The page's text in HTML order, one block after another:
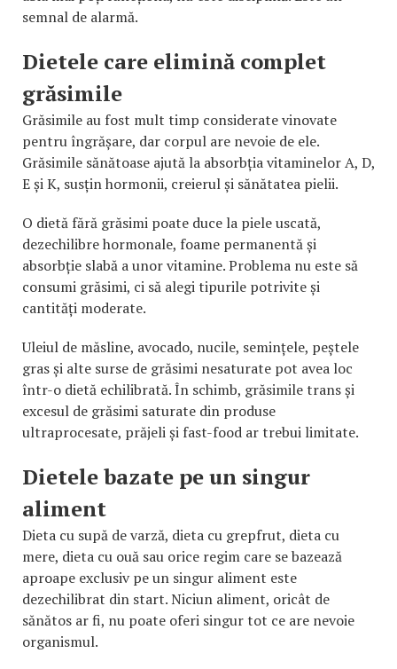
semnal de alarmă.
Dietele care elimină complet
grăsimile
Grăsimile au fost mult timp considerate vinovate
pentru îngrășare, dar corpul are nevoie de ele.
Grăsimile sănătoase ajută la absorbția vitaminelor A, D,
E și K, susțin hormonii, creierul și sănătatea pielii.
O dietă fără grăsimi poate duce la piele uscată,
dezechilibre hormonale, foame permanentă și
absorbție slabă a unor vitamine. Problema nu este să
consumi grăsimi, ci să alegi tipurile potrivite și
cantități moderate.
Uleiul de măsline, avocado, nucile, semințele, peștele
gras și alte surse de grăsimi nesaturate pot avea loc
într-o dietă echilibrată. În schimb, grăsimile trans și
excesul de grăsimi saturate din produse
ultraprocesate, prăjeli și fast-food ar trebui limitate.
Dietele bazate pe un singur
aliment
Dieta cu supă de varză, dieta cu grepfrut, dieta cu
mere, dieta cu ouă sau orice regim care se bazează
aproape exclusiv pe un singur aliment este
dezechilibrat din start. Niciun aliment, oricât de
sănătos ar fi, nu poate oferi singur tot ce are nevoie
organismul.